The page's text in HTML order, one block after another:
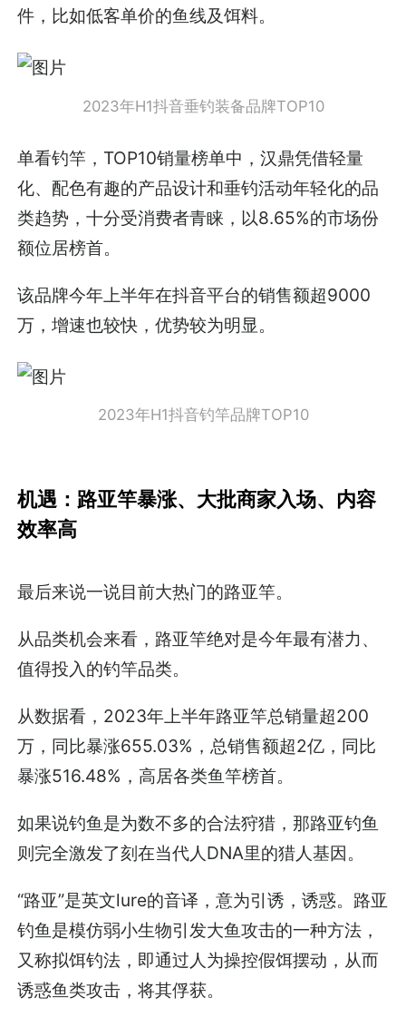
件，比如低客单价的鱼线及饵料。
2023年H1抖音垂钓装备品牌TOP10
单看钓竿，TOP10销量榜单中，汉鼎凭借轻量
化、配色有趣的产品设计和垂钓活动年轻化的品
类趋势，十分受消费者青睐，以8.65%的市场份
额位居榜首。
该品牌今年上半年在抖音平台的销售额超9000
万，增速也较快，优势较为明显。
2023年H1抖音钓竿品牌TOP10
机遇：路亚竿暴涨、大批商家入场、内容
效率高
最后来说一说目前大热门的路亚竿。
从品类机会来看，路亚竿绝对是今年最有潜力、
值得投入的钓竿品类。
从数据看，2023年上半年路亚竿总销量超200
万，同比暴涨655.03%，总销售额超2亿，同比
暴涨516.48%，高居各类鱼竿榜首。
如果说钓鱼是为数不多的合法狩猎，那路亚钓鱼
则完全激发了刻在当代人DNA里的猎人基因。
“路亚”是英文lure的音译，意为引诱，诱惑。路亚
钓鱼是模仿弱小生物引发大鱼攻击的一种方法，
又称拟饵钓法，即通过人为操控假饵摆动，从而
诱惑鱼类攻击，将其俘获。